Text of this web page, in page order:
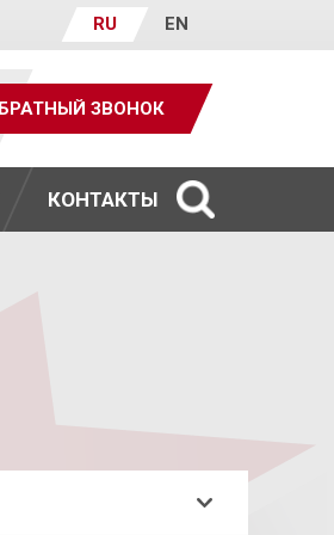
RU EN
ЗВОНОК
КОНТАКТЫ